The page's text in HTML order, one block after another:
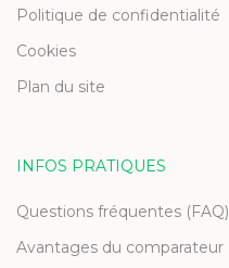
Politique de confidentialité
Cookies
Plan du site
INFOS PRATIQUES
Questions fréquentes (FAQ)
Avantages du comparateur